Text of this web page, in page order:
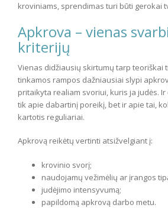
kroviniams, sprendimas turi būti gerokai
Apkrova – vienas
kriterijų
Vienas didžiausių skirtumų tarp teoriškai
tinkamos rampos dažniausiai slypi
pritaikyta realiam svoriui, kuris ja judės.
tik apie dabartinį poreikį, bet ir apie tai,
kartotis reguliariai.
Apkrovą reikėtų vertinti atsižvelgiant į:
krovinio svorį;
naudojamų vežimėlių ar įrangos
judėjimo intensyvumą;
papildomą apkrovą darbo metu.